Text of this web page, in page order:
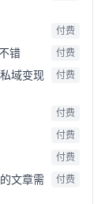
付费
错 付费
域变现
付费
付费
付费
付费
文章需
付费